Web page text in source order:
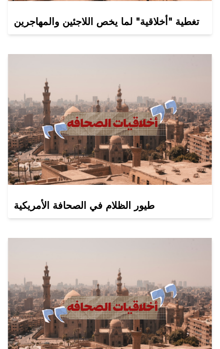
تغطية "أخلاقية" لما يخص اللاجئين والمهاجرين
طيور الظلام في الصحافة الأمريكية